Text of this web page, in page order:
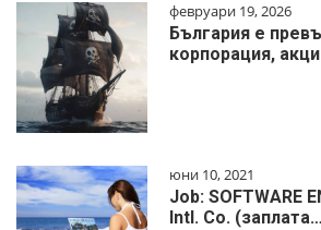
февруари 19, 2026
България е
корпорация,
юни 10, 2021
Job: SOFTWARE
Intl. Co. (заплата…